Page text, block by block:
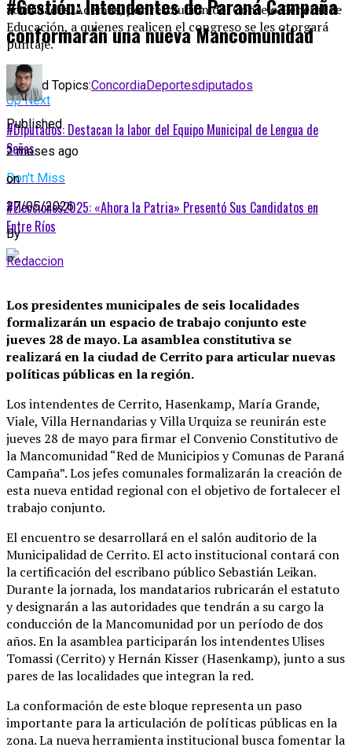
actividades. Además, por resolución del Consejo General de
Educación, a quienes realicen el congreso se les otorgará
puntaje.
Related Topics:ConcordiaDeportesdiputados
Up Next
#Diputados: Destacan la labor del Equipo Municipal de Lengua de
Señas
Don't Miss
#Elecciones2025: «Ahora la Patria» Presentó Sus Candidatos en
Entre Ríos
#Gestión: Intendentes de Paraná Campaña
conformarán una nueva Mancomunidad
Published
2 meses ago
on
27/05/2026
By
Redaccion
Los presidentes municipales de seis localidades
formalizarán un espacio de trabajo conjunto este
jueves 28 de mayo. La asamblea constitutiva se
realizará en la ciudad de Cerrito para articular nuevas
políticas públicas en la región.
Los intendentes de Cerrito, Hasenkamp, María Grande,
Viale, Villa Hernandarias y Villa Urquiza se reunirán este
jueves 28 de mayo para firmar el Convenio Constitutivo de
la Mancomunidad “Red de Municipios y Comunas de Paraná
Campaña”. Los jefes comunales formalizarán la creación de
esta nueva entidad regional con el objetivo de fortalecer el
trabajo conjunto.
El encuentro se desarrollará en el salón auditorio de la
Municipalidad de Cerrito. El acto institucional contará con
la certificación del escribano público Sebastián Leikan.
Durante la jornada, los mandatarios rubricarán el estatuto
y designarán a las autoridades que tendrán a su cargo la
conducción de la Mancomunidad por un período de dos
años. En la asamblea participarán los intendentes Ulises
Tomassi (Cerrito) y Hernán Kisser (Hasenkamp), junto a sus
pares de las localidades que integran la red.
La conformación de este bloque representa un paso
importante para la articulación de políticas públicas en la
zona. La nueva herramienta institucional busca fomentar la